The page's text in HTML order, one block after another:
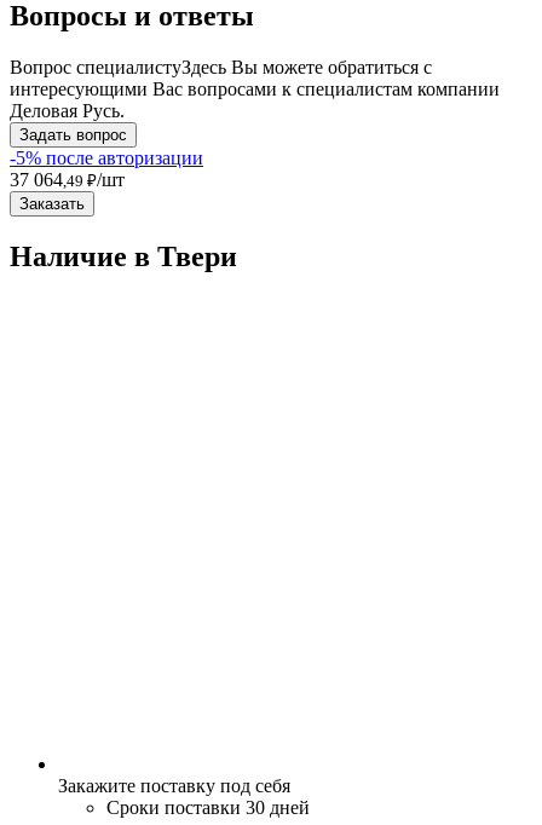
Вопросы и ответы
Вопрос специалистуЗдесь Вы можете обратиться с
интересующими Вас вопросами к специалистам компании
Деловая Русь.
Задать вопрос
-5% после авторизации
37 064 ,49 ₽/шт
Заказать
Наличие в Твери
Закажите поставку под себя
Сроки поставки 30 дней